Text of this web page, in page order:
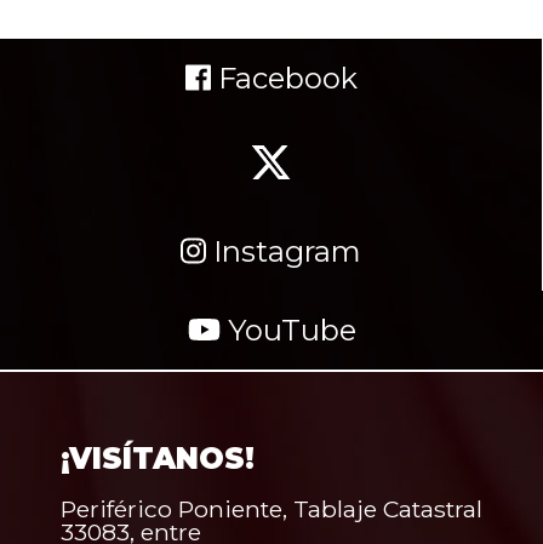
Facebook
Instagram
YouTube
¡VISÍTANOS!
Periférico Poniente, Tablaje Catastral
33083, entre